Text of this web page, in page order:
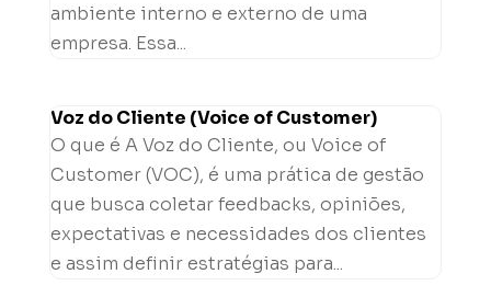
ambiente interno e externo de uma
empresa. Essa...
Voz do Cliente (Voice of Customer)
O que é A Voz do Cliente, ou Voice of
Customer (VOC), é uma prática de gestão
que busca coletar feedbacks, opiniões,
expectativas e necessidades dos clientes
e assim definir estratégias para...